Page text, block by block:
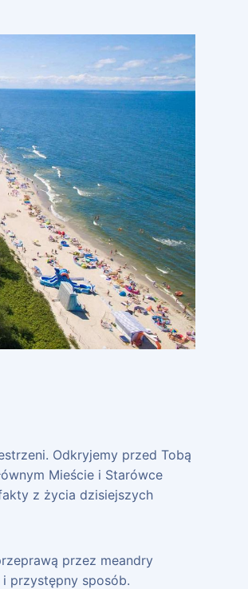
Odkryjemy przed Tobą
Mieście i Starówce
z życia dzisiejszych
przez meandry
przystępny sposób.